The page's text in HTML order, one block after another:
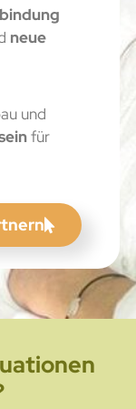
neue
und
für